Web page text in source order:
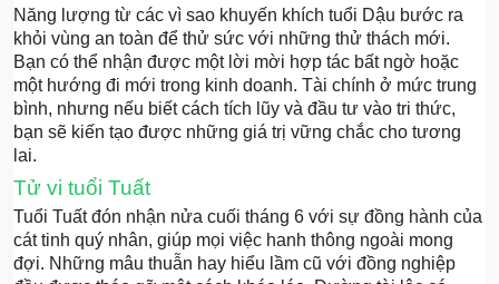
Năng lượng từ các vì sao khuyến khích tuổi Dậu bước ra
khỏi vùng an toàn để thử sức với những thử thách mới.
Bạn có thể nhận được một lời mời hợp tác bất ngờ hoặc
một hướng đi mới trong kinh doanh. Tài chính ở mức trung
bình, nhưng nếu biết cách tích lũy và đầu tư vào tri thức,
bạn sẽ kiến tạo được những giá trị vững chắc cho tương
lai.
Tử vi tuổi Tuất
Tuổi Tuất đón nhận nửa cuối tháng 6 với sự đồng hành của
cát tinh quý nhân, giúp mọi việc hanh thông ngoài mong
đợi. Những mâu thuẫn hay hiểu lầm cũ với đồng nghiệp